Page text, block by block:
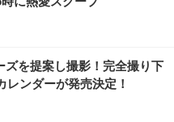
ズを提案し撮影！完全撮り下
レンダーが発売決定！